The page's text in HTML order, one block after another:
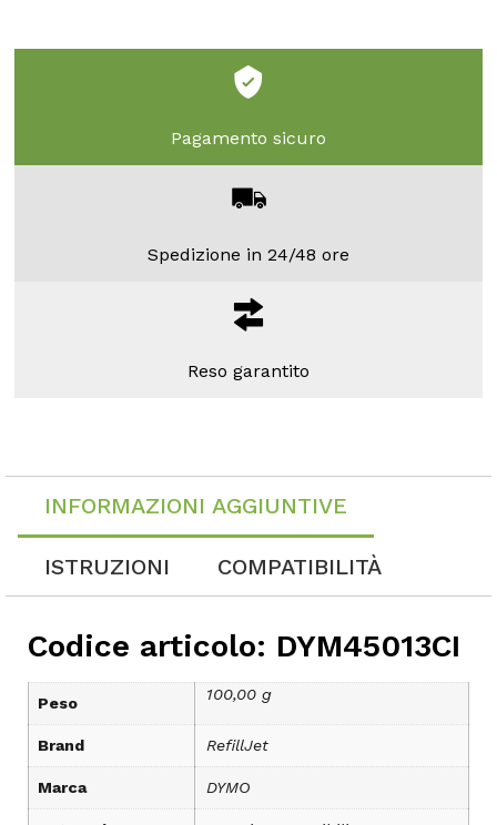
Pagamento sicuro
Spedizione in 24/48 ore
Reso garantito
INFORMAZIONI AGGIUNTIVE
ISTRUZIONI COMPATIBILITÀ
Codice articolo: DYM45013CI
Peso 100,00 g
Brand RefillJet
Marca DYMO